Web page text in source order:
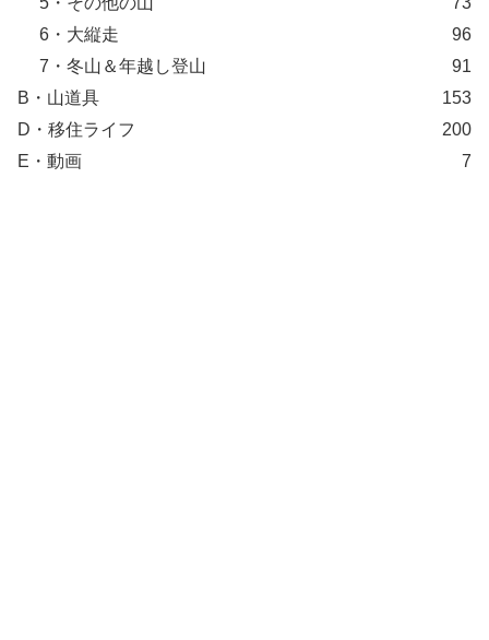
6・大縦走
96
7・冬山＆年越し登山
91
B・山道具
153
D・移住ライフ
200
E・動画
7